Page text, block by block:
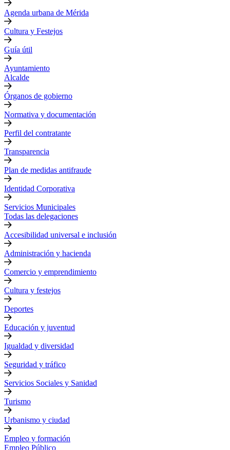
Agenda urbana de Mérida
Cultura y Festejos
Guía útil
Ayuntamiento
Alcalde
Órganos de gobierno
Normativa y documentación
Perfil del contratante
Transparencia
Plan de medidas antifraude
Identidad Corporativa
Servicios Municipales
Todas las delegaciones
Accesibilidad universal e inclusión
Administración y hacienda
Comercio y emprendimiento
Cultura y festejos
Deportes
Educación y juventud
Igualdad y diversidad
Seguridad y tráfico
Servicios Sociales y Sanidad
Turismo
Urbanismo y ciudad
Empleo y formación
Empleo Público